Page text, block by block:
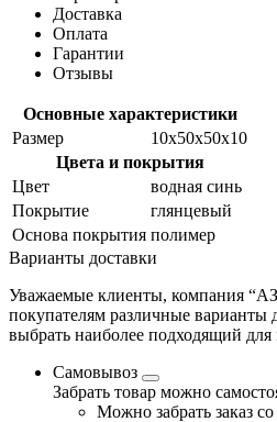
Доставка
Оплата
Гарантии
Отзывы
Основные характеристики
Размер
10x50x50x10
Цвета и покрытия
Цвет
водная синь
Покрытие
глянцевый
Основа покрытия полимер
Варианты доставки
Уважаемые клиенты, компания
покупателям различные варианты
выбрать наиболее подходящий для
Самовывоз
Забрать товар можно
Можно забрать заказ